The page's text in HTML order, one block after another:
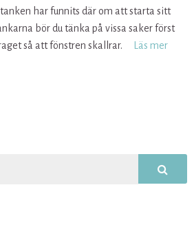
har funnits där om att starta sitt
bör du tänka på vissa saker först
så att fönstren skallrar.
Läs mer